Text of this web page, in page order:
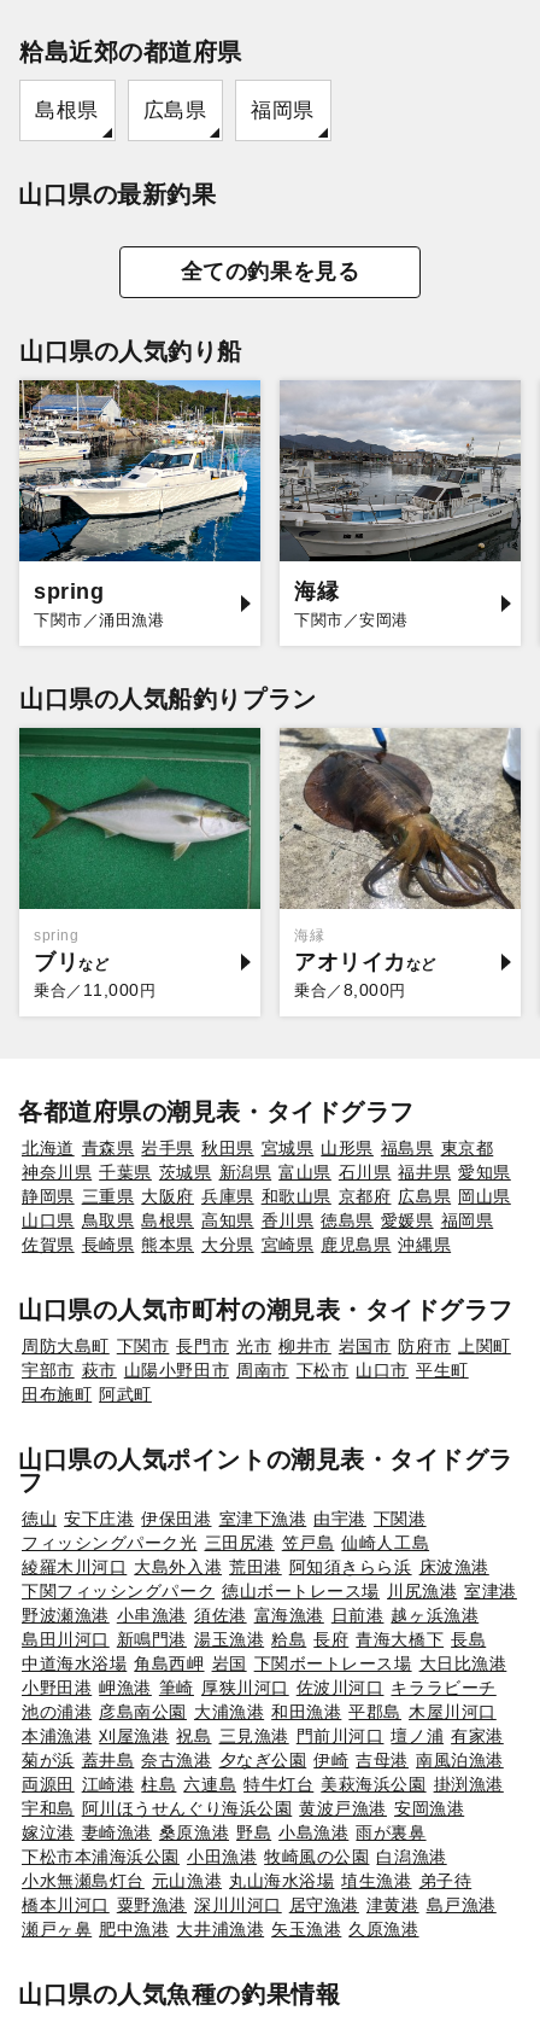
粭島近郊の都道府県
島根県 広島県 福岡県
山口県の最新釣果
全ての釣果を見る
山口県の人気釣り船
spring
下関市／涌田漁港
海縁
下関市／安岡港
山口県の人気船釣りプラン
spring
ブリ
乗合／ 11,000円
海縁
アオリイカ
乗合／ 8,000円
各都道府県の潮見表・タイドグラフ
北海道 青森県 岩手県 秋田県 宮城県 山形県 福島県 東京都
神奈川県 千葉県 茨城県 新潟県 富山県 石川県 福井県 愛知県
静岡県 三重県 大阪府 兵庫県 和歌山県 京都府 広島県 岡山県
山口県 鳥取県 島根県 高知県 香川県 徳島県 愛媛県 福岡県
佐賀県 長崎県 熊本県 大分県 宮崎県 鹿児島県 沖縄県
山口県の人気市町村の潮見表・タイドグラフ
周防大島町 下関市 長門市 光市 柳井市 岩国市 防府市
上関町
宇部市 萩市 山陽小野田市 周南市 下松市 山口市 平生町
田布施町 阿武町
山口県の人気ポイントの潮見表・タイドグラ
フ
徳山 安下庄港 伊保田港 室津下漁港 由宇港 下関港
フィッシングパーク光 三田尻港 笠戸島 仙崎人工島
綾羅木川河口 大島外入港 荒田港 阿知須きらら浜 床波漁港
下関フィッシングパーク 徳山ボートレース場 川尻漁港 室津港
野波瀬漁港 小串漁港 須佐港 富海漁港 日前港 越ヶ浜漁港
島田川河口
新鳴門港 湯玉漁港 粭島 長府 青海大橋下 長島
中道海水浴場 角島西岬 岩国 下関ボートレース場 大日比漁港
小野田港 岬漁港 筆崎 厚狭川河口 佐波川河口 キララビーチ
池の浦港 彦島南公園 大浦漁港 和田漁港 平郡島 木屋川河口
本浦漁港 刈屋漁港 祝島 三見漁港 門前川河口 壇ノ浦 有家港
菊が浜 蓋井島 奈古漁港 夕なぎ公園 伊崎 吉母港 南風泊漁港
両源田 江崎港 柱島 六連島 特牛灯台 美萩海浜公園 掛渕漁港
宇和島 阿川ほうせんぐり海浜公園 黄波戸漁港 安岡漁港
嫁泣港 妻崎漁港 桑原漁港 野島 小島漁港 雨が裏鼻
下松市本浦海浜公園 小田漁港 牧崎風の公園 白潟漁港
小水無瀬島灯台 元山漁港 丸山海水浴場 埴生漁港 弟子待
橋本川河口 粟野漁港 深川川河口 居守漁港 津黄港 島戸漁港
瀬戸ヶ鼻 肥中漁港 大井浦漁港 矢玉漁港 久原漁港
山口県の人気魚種の釣果情報